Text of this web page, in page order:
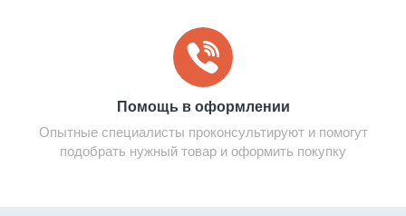
Помощь в оформлении
Опытные специалисты проконсультируют и помогут
подобрать нужный товар и оформить покупку